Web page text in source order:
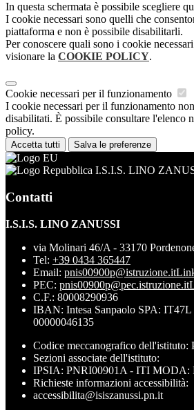
In questa schermata è possibile scegliere
I cookie necessari sono quelli che
piattaforma e non è possibile disabilitarli.
Per conoscere quali sono i cookie
visionare la COOKIE POLICY.
Cookie necessari per il funzionamento
I cookie necessari per il funzionamento
disabilitati. È possibile consultare l'elenco
policy.
Accetta tutti Salva le preferenze
I.S.I.S. LINO
Contatti
I.S.I.S. LINO ZANUSSI
via Molinari 46/A - 33170
Tel: +39 0434 365447
Email: pnis00900p@istruzione.it
PEC: pnis00900p@pec.istruzione.it
C.F.: 80008290936
IBAN: Intesa Sanpaolo SPA: IT47L
00000046135
Codice meccanografico dell'istituto:
Sezioni associate dell'istituto:
IPSIA: PNRI00901A - ITI MODA:
Richieste informazioni accessibilità:
accessibilita@isiszanussi.pn.it